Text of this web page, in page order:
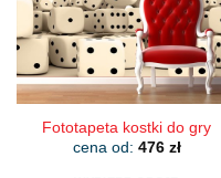
wybrać
na
stronie
produktu
Fototapeta kostki do gry
cena od: 476 zł